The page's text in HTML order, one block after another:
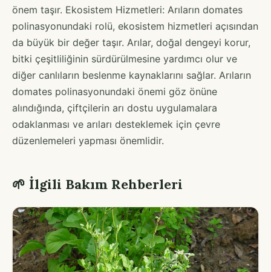
önem taşır. Ekosistem Hizmetleri: Arıların domates
polinasyonundaki rolü, ekosistem hizmetleri açısından
da büyük bir değer taşır. Arılar, doğal dengeyi korur,
bitki çeşitliliğinin sürdürülmesine yardımcı olur ve
diğer canlıların beslenme kaynaklarını sağlar. Arıların
domates polinasyonundaki önemi göz önüne
alındığında, çiftçilerin arı dostu uygulamalara
odaklanması ve arıları desteklemek için çevre
düzenlemeleri yapması önemlidir.
🌱 İlgili Bakım Rehberleri